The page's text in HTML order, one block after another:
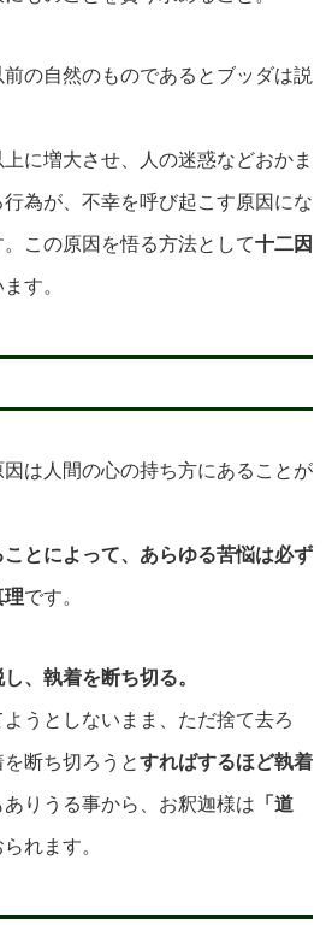
の自然のものであるとブッダは説
に増大させ、人の迷惑などおかま
為が、不幸を呼び起こす原因にな
この原因を悟る方法として十二因
す。
は人間の心の持ち方にあることが
ことによって、あらゆる苦悩は必ず
理です。
、執着を断ち切る。
うとしないまま、ただ捨て去ろ
断ち切ろうとすればするほど執着
ありうる事から、お釈迦様は 「道
れます。